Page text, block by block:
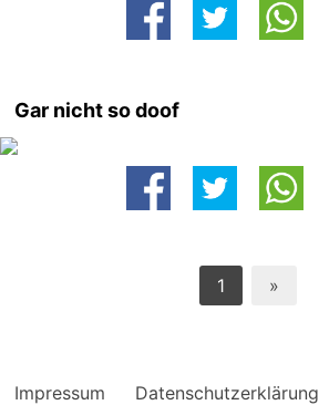
Gar nicht so doof
1 »
Impressum Datenschutzerklärung